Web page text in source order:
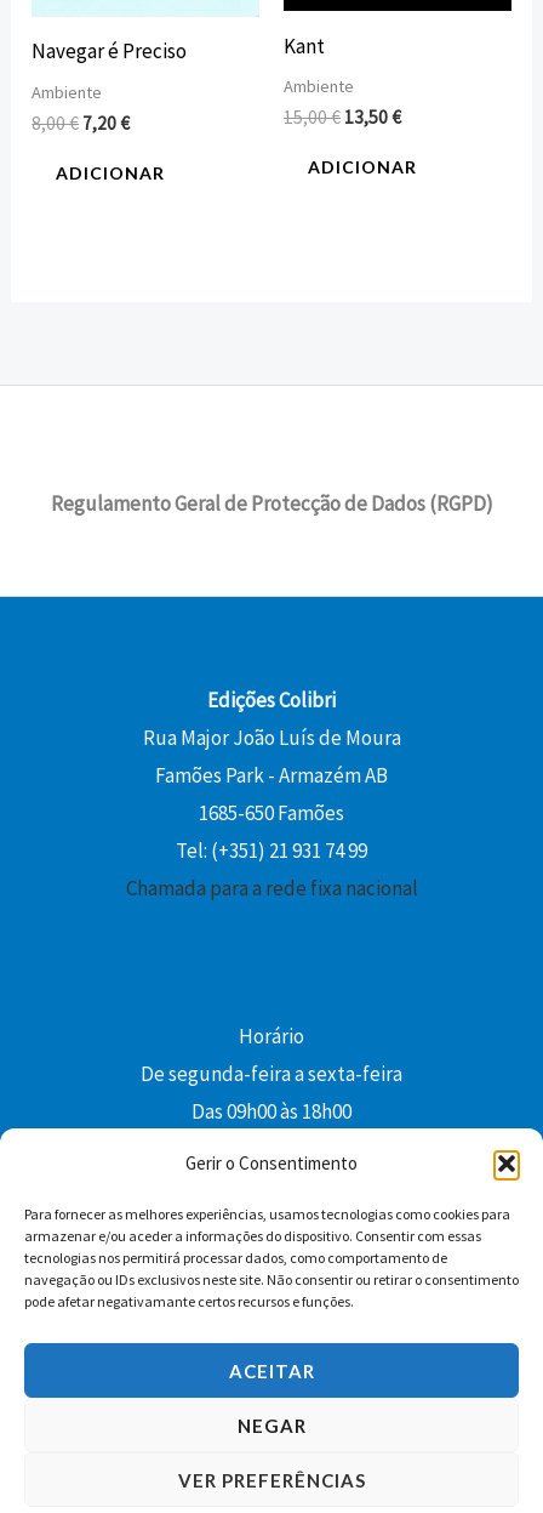
Gerir o Consentimento
Para fornecer as melhores experiências, usamos tecnologias como cookies para
armazenar e/ou aceder a informações do dispositivo. Consentir com essas
tecnologias nos permitirá processar dados, como comportamento de
navegação ou IDs exclusivos neste site. Não consentir ou retirar o consentimento
pode afetar negativamante certos recursos e funções.
ACEITAR
NEGAR
VER PREFERÊNCIAS
Navegar é Preciso
Ambiente
8,00€ 7,20€
ADICIONAR
Kant
Ambiente
15,00€ 13,50€
ADICIONAR
Regulamento Geral de Protecção de Dados (RGPD)
Edições Colibri
Rua Major João Luís de Moura
Famões Park - Armazém AB
1685-650 Famões
Tel: (+351) 21 931 74 99
Chamada para a rede fixa nacional
Horário
De segunda-feira a sexta-feira
Das 09h00 às 18h00
Facebook YouTube Instagram
Whatsapp
Condições Gerais de Venda
Copyright © 2026 Edições Colibri